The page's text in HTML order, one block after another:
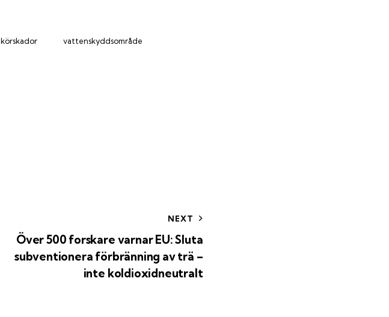
körskador vattenskyddsområde
NEXT
Över 500 forskare varnar EU: Sluta
subventionera förbränning av trä –
inte koldioxidneutralt